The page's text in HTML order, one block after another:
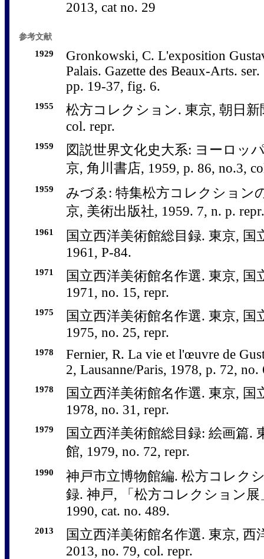
2013, cat no. 29
参考文献
1929
Gronkowski, C. L'exposition
Palais. Gazette des Beaux-Arts.
pp. 19-37, fig. 6.
1955
松方コレクション. 東京, 朝日新
col. repr.
1959
図説世界文化史大系: ヨーロッ
京, 角川書店, 1959, p. 86, no.3,
1959
みづゑ: 特集松方コレクション
京, 美術出版社, 1959. 7, n. p. repr.
1961
国立西洋美術館総目録. 東京, 国
1961, P-84.
1971
国立西洋美術館名作選. 東京, 国
1971, no. 15, repr.
1975
国立西洋美術館名作選. 東京, 国
1975, no. 25, repr.
1978
Fernier, R. La vie et l'œuvre de
2, Lausanne/Paris, 1978, p. 72, no.
1978
国立西洋美術館名作選. 東京, 国
1978, no. 31, repr.
1979
国立西洋美術館総目録: 絵画篇.
館, 1979, no. 72, repr.
1990
神戸市立博物館編. 松方コレク
録. 神戸, 「松方コレクション展
1990, cat. no. 489.
2013
国立西洋美術館名作選. 東京, 西
2013, no. 79, col. repr.